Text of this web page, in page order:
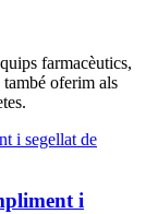
farmacèutics,
oferim als
i